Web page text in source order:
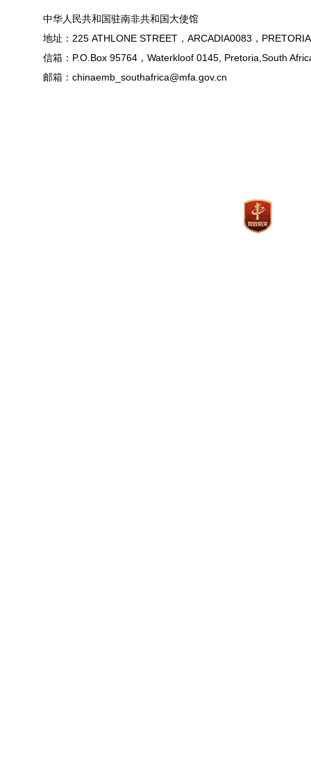
中华人民共和国驻南非共和国大使馆
地址：225 ATHLONE STREET，ARCADIA0083，
信箱：P.O.Box 95764，Waterkloof 0145, Pretoria,South
邮箱：chinaemb_southafrica@mfa.gov.cn